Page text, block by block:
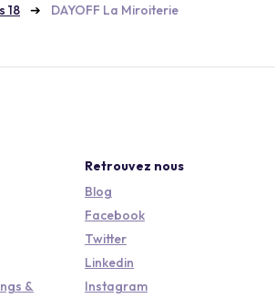
18
DAYOFF La Miroiterie
&
Retrouvez nous
Blog
Facebook
Twitter
Linkedin
Instagram